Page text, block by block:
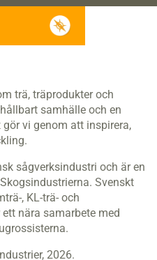
trä, träprodukter och
samhälle och en
vi genom att inspirera,
sågverksindustri och är en
Svenskt
, KL-trä- och
nära samarbete med
2026.